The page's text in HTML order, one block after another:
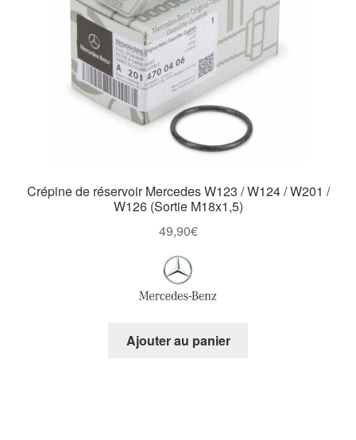
Crépine de réservoir Mercedes W123 / W124 / W201 /
W126 (Sortie M18x1,5)
49,90€
Ajouter au panier